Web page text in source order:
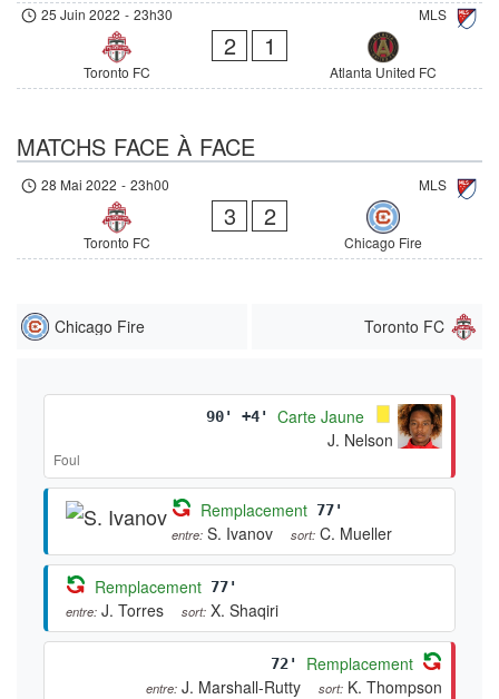
MLS
25 Juin 2022 - 23h30
Toronto FC
2 1
Atlanta United FC
MATCHS FACE À FACE
MLS
28 Mai 2022 - 23h00
Toronto FC
3 2
Chicago Fire
Chicago Fire Toronto FC
90' +4'
Carte Jaune
J. Nelson
Foul
Remplacement 77'
entre: S. Ivanov sort: C. Mueller
Remplacement 77'
entre: J. Torres sort: X. Shaqiri
72' Remplacement
entre: J. Marshall-Rutty sort: K. Thompson